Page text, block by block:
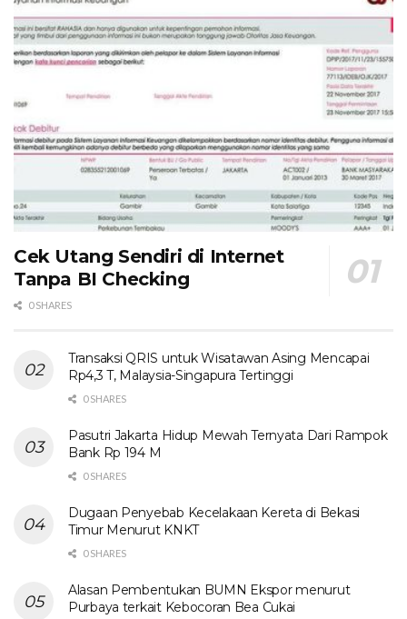
Cek Utang Sendiri di Internet
Tanpa BI Checking
0 SHARES
Transaksi QRIS untuk Wisatawan Asing Mencapai
Rp4,3 T, Malaysia-Singapura Tertinggi
0 SHARES
Pasutri Jakarta Hidup Mewah Ternyata Dari Rampok
Bank Rp 194 M
0 SHARES
Dugaan Penyebab Kecelakaan Kereta di Bekasi
Timur Menurut KNKT
0 SHARES
Alasan Pembentukan BUMN Ekspor menurut
Purbaya terkait Kebocoran Bea Cukai